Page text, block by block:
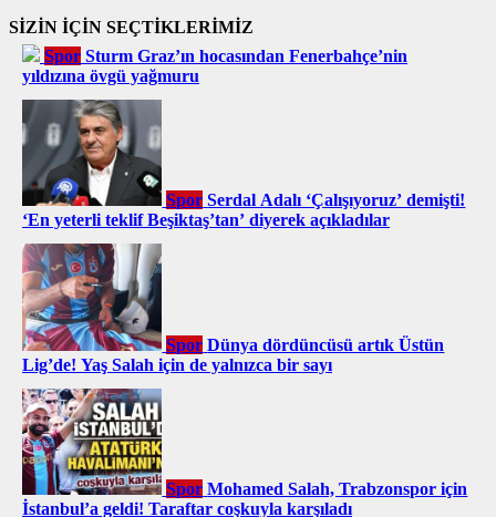
SİZİN İÇİN SEÇTİKLERİMİZ
Spor Sturm Graz’ın hocasından Fenerbahçe’nin
yıldızına övgü yağmuru
Spor Serdal Adalı ‘Çalışıyoruz’ demişti!
‘En yeterli teklif Beşiktaş’tan’ diyerek açıkladılar
Spor Dünya dördüncüsü artık Üstün
Lig’de! Yaş Salah için de yalnızca bir sayı
Spor Mohamed Salah, Trabzonspor için
İstanbul’a geldi! Taraftar coşkuyla karşıladı